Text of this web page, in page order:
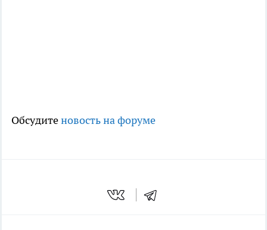
Обсудитеновость на форуме